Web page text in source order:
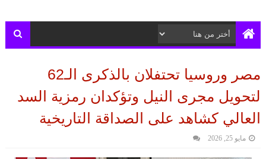
مصر وروسيا تحتفلان بالذكرى الـ62
لتحويل مجرى النيل وتؤكدان رمزية السد
العالي كشاهد على الصداقة التاريخية
مايو 25, 2026